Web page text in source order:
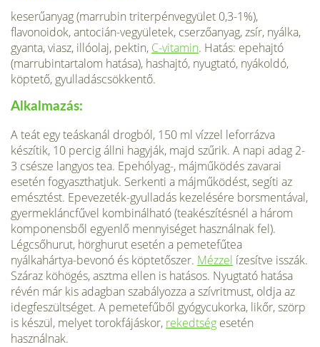
keserűanyag (marru­bin triterpénvegyület 0,3-1%),
flavonoidok, antocián-vegyületek, cserzőanyag, zsír, nyálka,
gyanta, viasz, illóolaj, pektin, C-vitamin. Hatás: epehajtó
(marrubintartalom hatása), hashaj­tó, nyugtató, nyákoldó,
köptető, gyulladáscsök­kentő.
Alkalmazás:
A teát egy teáskanál drog­ból, 150 ml vízzel leforrázva
készítik, 10 percig állni hagyják, majd szűrik. A napi adag 2-
3 csé­sze langyos tea. Epehólyag-, májműködés zava­rai
esetén fogyaszthatjuk. Serkenti a májműkö­dést, segíti az
emésztést. Epevezeték-gyulladás kezelésére borsmentával,
gyermekláncfűvel kombinálható (teakészítésnél a három
kompo­nensből egyenlő mennyiséget használnak fel).
Légcsőhurut, hörghurut esetén a pemetefűtea
nyálkahártya-bevonó és köptetőszer. Mézzel ízesítve isszák.
Száraz köhögés, asztma ellen is hatásos. Nyugtató hatása
révén már kis adagban szabályozza a szívritmust, oldja az
idegfe­szültséget. A pemetefűből gyógycukorka, likőr, szörp
is készül, melyet torokfájáskor, rekedtség esetén
használnak.